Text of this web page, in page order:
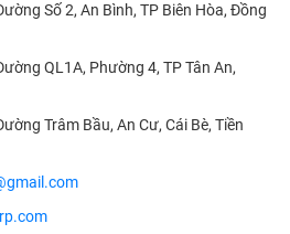
Số 2, An Bình, TP Biên Hòa, Đồng
QL1A, Phường 4, TP Tân An,
Trâm Bầu, An Cư, Cái Bè, Tiền